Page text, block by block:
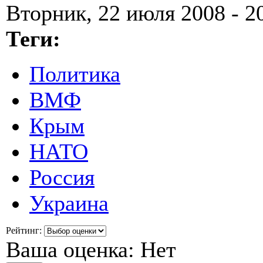
Вторник, 22 июля 2008 -
Теги:
Политика
ВМФ
Крым
НАТО
Россия
Украина
Рейтинг:
Ваша оценка: Нет